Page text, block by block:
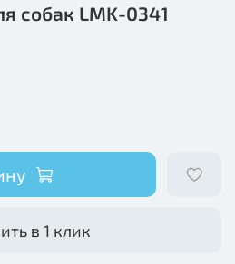
собак LMK-0341
в 1 клик